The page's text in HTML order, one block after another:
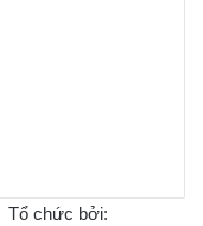
Tổ chức bởi: